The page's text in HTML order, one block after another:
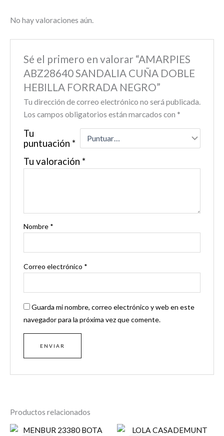
No hay valoraciones aún.
Sé el primero en valorar “AMARPIES
ABZ28640 SANDALIA CUÑA DOBLE
HEBILLA FORRADA NEGRO”
Tu dirección de correo electrónico no será publicada.
Los campos obligatorios están marcados con *
Tu
puntuación *
Tu valoración *
Nombre *
Correo electrónico *
Guarda mi nombre, correo electrónico y web en este
navegador para la próxima vez que comente.
Productos relacionados
El
El
El
El